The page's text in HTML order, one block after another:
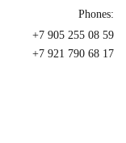
Phones:
+7 905 255 08 59
+7 921 790 68 17